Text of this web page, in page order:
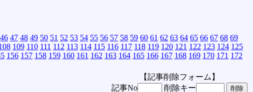
46 47 48 49 50 51 52 53 54 55 56 57 58 59 60 61 62 63 64 65 66 67 68 69
109 110 111 112 113 114 115 116 117 118 119 120 121 122 123 124 125
156 157 158 159 160 161 162 163 164 165 166 167 168 169 170 171 172
【記事削除フォーム】
記事No
削除キー